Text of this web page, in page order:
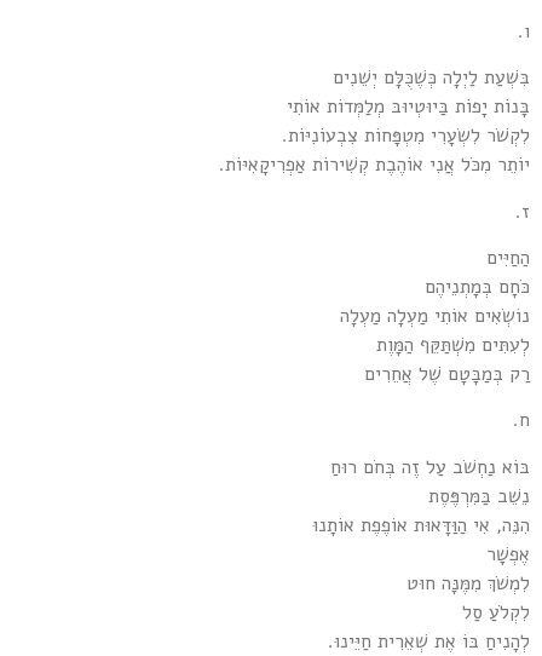
ו.
בִּשְׁעַת לַיְלָה כְּשֶׁכֻּלָּם יְשֵׁנִים
בָּנוֹת יָפוֹת בַּיוּטְיוּבּ מְלַמְּדוֹת אוֹתִי
לִקְשֹׁר לִשְׂעָרִי מִטְפָּחוֹת צִבְעוֹנִיּוֹת.
יוֹתֵר מִכֹּל אֲנִי אוֹהֶבֶת קְשִׁירוֹת אַפְרִיקָאִיּוֹת.
ז.
הַחַיִּים
כֹּחָם בְּמָתְנֵיהֶם
נוֹשְׂאִים אוֹתִי מַעְלָה מַעְלָה
לְעִתִּים מִשְׁתַּקֵּף הַמָּוֶת
רַק בְּמַבָּטָם שֶׁל אֲחֵרִים
ח.
בּוֹא נַחְשֹׁב עַל זֶה בְּחֹם רוּחַ
נֵשֵׁב בַּמִּרְפֶּסֶת
הִנֵּה, אִי הַוַּדָּאוּת אוֹפֶפֶת אוֹתָנוּ
אֶפְשָׁר
לִמְשֹׁךְ מִמֶּנָּה חוּט
לִקְלֹעַ סַל
לְהָנִיחַ בּוֹ אֶת שְׁאֵרִית חַיֵּינוּ.